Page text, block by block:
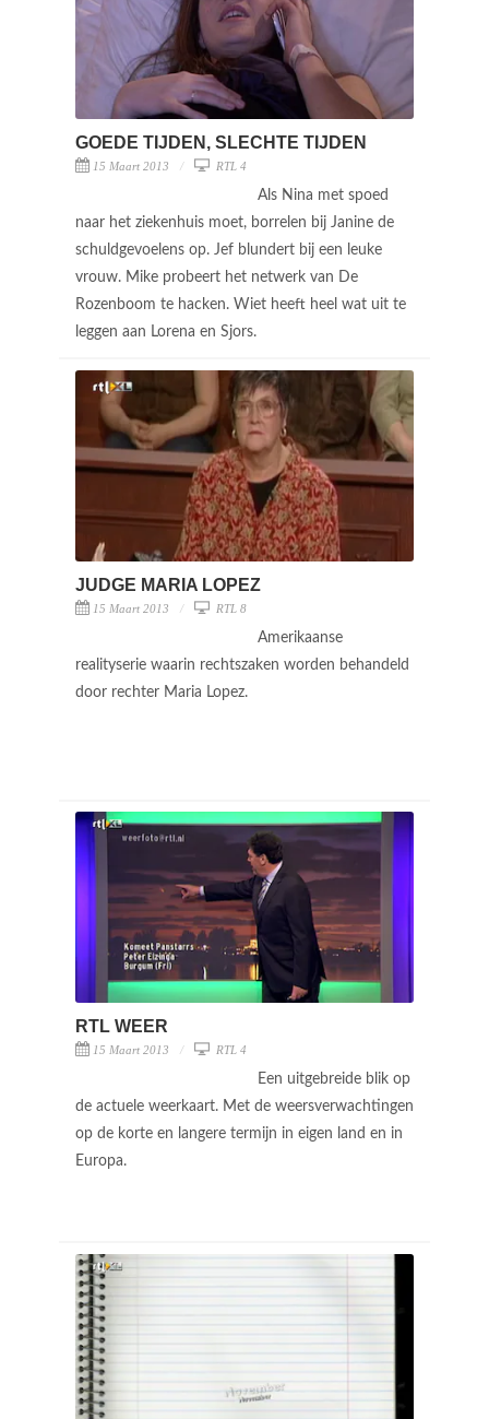
GOEDE TIJDEN, SLECHTE TIJDEN
15 Maart 2013 RTL 4
Als Nina met spoed
naar het ziekenhuis moet, borrelen bij Janine de
schuldgevoelens op. Jef blundert bij een leuke
vrouw. Mike probeert het netwerk van De
Rozenboom te hacken. Wiet heeft heel wat uit te
leggen aan Lorena en Sjors.
JUDGE MARIA LOPEZ
15 Maart 2013 RTL 8
Amerikaanse
realityserie waarin rechtszaken worden behandeld
door rechter Maria Lopez.
RTL WEER
15 Maart 2013 RTL 4
Een uitgebreide blik op
de actuele weerkaart. Met de weersverwachtingen
op de korte en langere termijn in eigen land en in
Europa.